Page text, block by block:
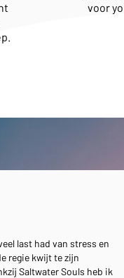
voor
last had van stress en
regie kwijt te zijn
Saltwater Souls heb ik